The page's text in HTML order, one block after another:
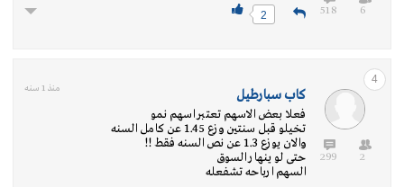
6
518
2
4
2
299
كاب سبارطيل منذ 1 سنه
فعلا بعض الاسهم تعتبر اسهم نمو
تخيلو قبل سنتين وزع 1.45 عن كامل السنه
والان يوزع 1.3 عن نص السنه فقط !!
حتى لو ينهار السوق
السهم ارباحه تشفعله